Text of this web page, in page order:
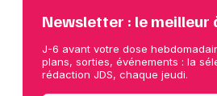
Newsletter : le meilleur
J-6 avant votre dose
plans, sorties, événements : la
rédaction JDS, chaque jeudi.